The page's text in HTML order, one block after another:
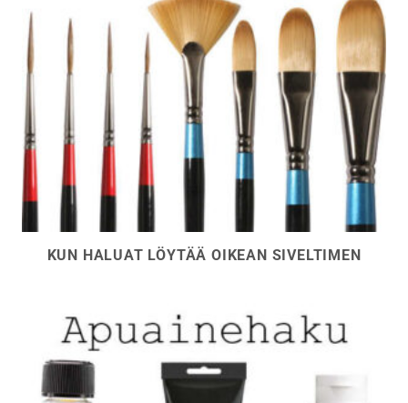
KUN HALUAT LÖYTÄÄ OIKEAN SIVELTIMEN